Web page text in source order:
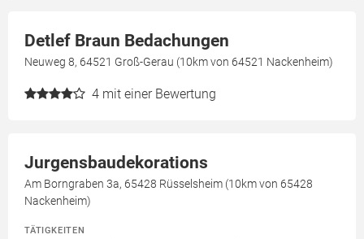
Detlef Braun Bedachungen
Neuweg 8, 64521 Groß-Gerau (10km von 64521 Nackenheim)
4 mit einer Bewertung
Jurgensbaudekorations
Am Borngraben 3a, 65428 Rüsselsheim (10km von 65428
Nackenheim)
TÄTIGKEITEN